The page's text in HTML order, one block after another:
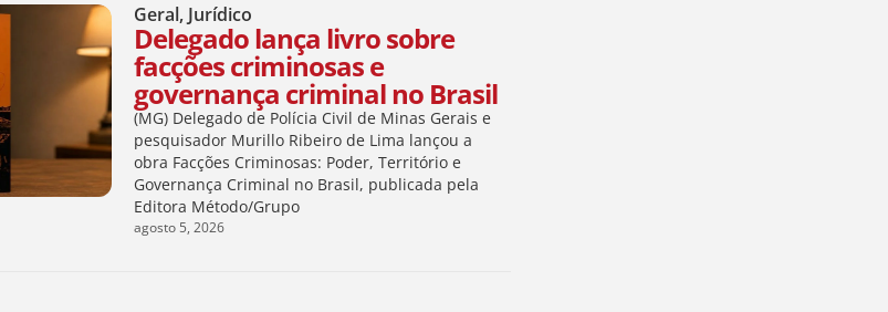
Geral, Jurídico
Delegado lança livro sobre
facções criminosas e
governança criminal no Brasil
(MG) Delegado de Polícia Civil de Minas Gerais e
pesquisador Murillo Ribeiro de Lima lançou a
obra Facções Criminosas: Poder, Território e
Governança Criminal no Brasil, publicada pela
Editora Método/Grupo
agosto 5, 2026